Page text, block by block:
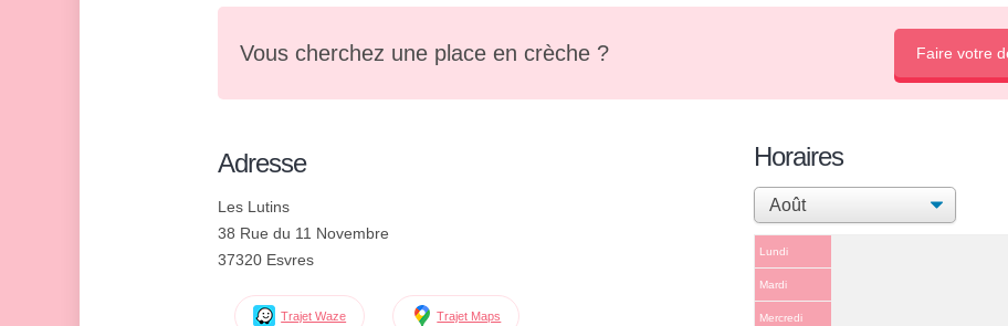
Vous cherchez une place en crèche ? Faire votre
Adresse
Les Lutins
38 Rue du 11 Novembre
37320 Esvres
Trajet Waze Trajet Maps
Horaires
Lundi
Mardi
Mercredi